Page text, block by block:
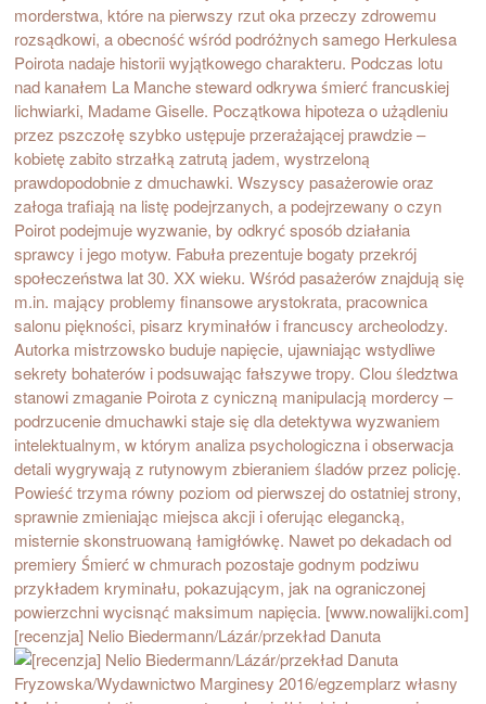
[recenzja] Nelio Biedermann/Lázár/przekład Danuta